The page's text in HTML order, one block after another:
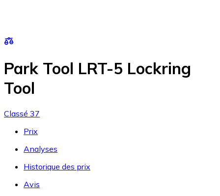
Park Tool LRT-5 Lockring
Tool
Classé 37
Prix
Analyses
Historique des prix
Avis